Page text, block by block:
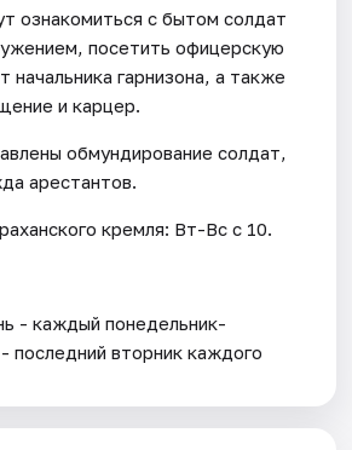
ознакомиться с бытом солдат
посетить офицерскую
начальника гарнизона, а также
и карцер.
обмундирование солдат,
арестантов.
кремля: Вт-Вс с 10.
- каждый понедельник-
последний вторник каждого